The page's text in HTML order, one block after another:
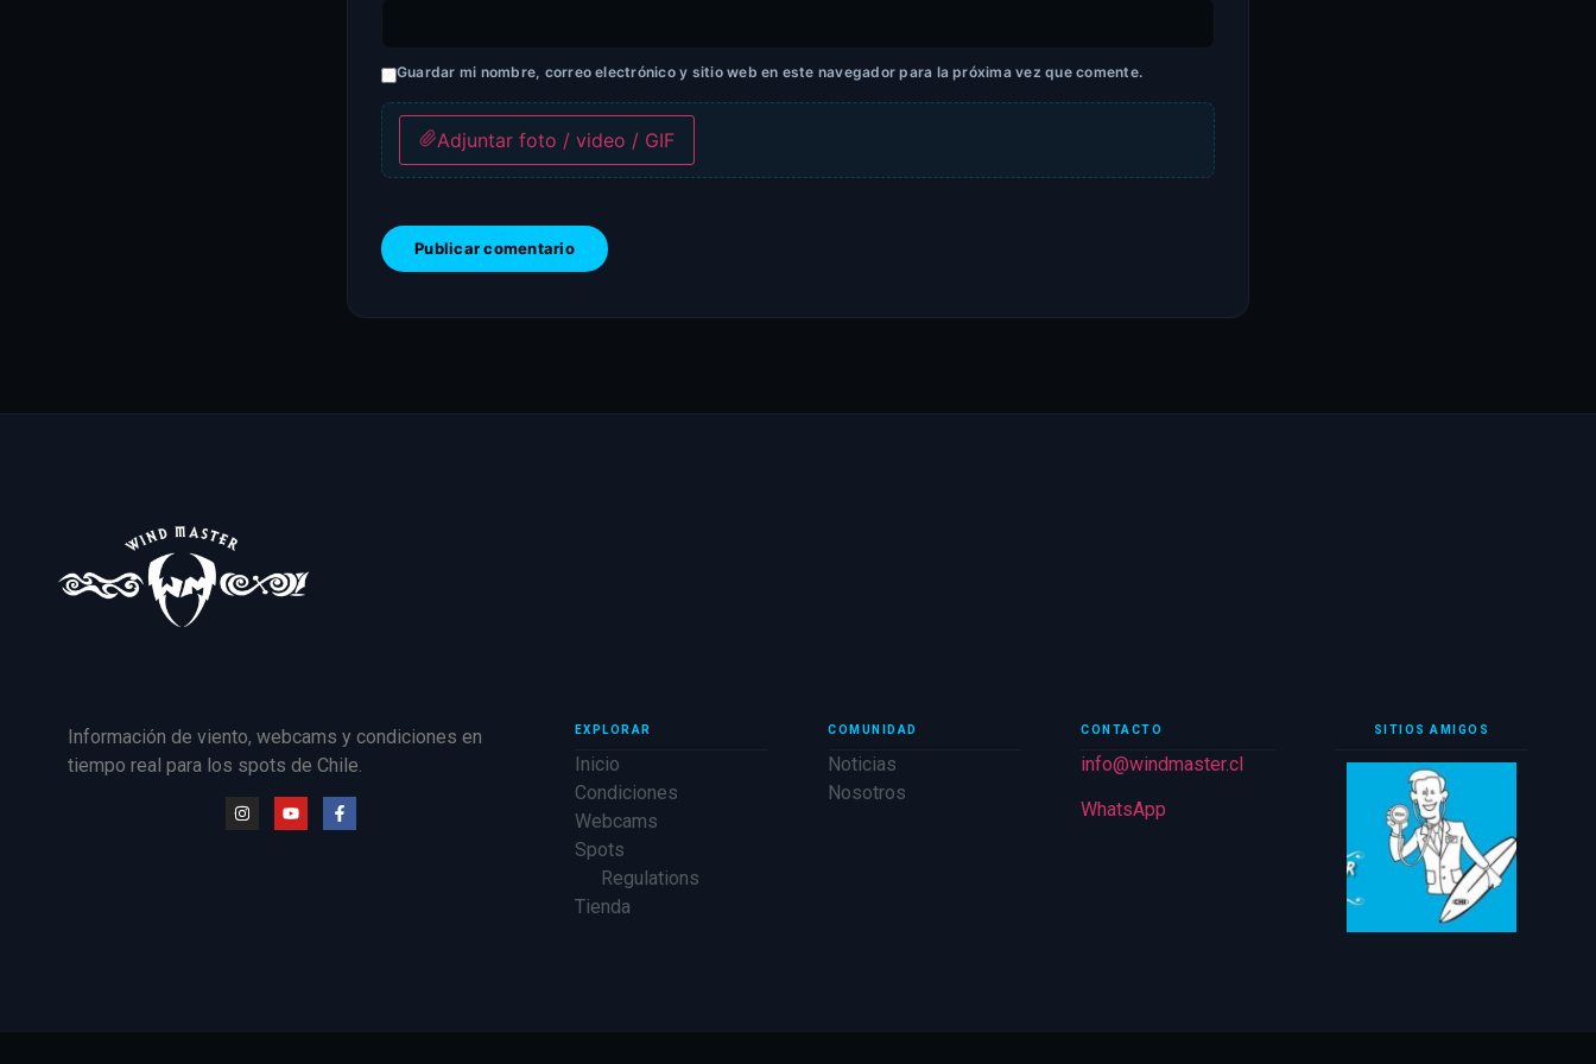
Guardar mi nombre, correo electrónico y sitio web en este navegador para la próxima vez que comente.
Adjuntar foto / video / GIF
Información de viento, webcams y condiciones en
tiempo real para los spots de Chile.
EXPLORAR
Inicio
Condiciones
Webcams
Spots
Regulations
Tienda
COMUNIDAD
Noticias
Nosotros
CONTACTO
info@windmaster.cl
WhatsApp
SITIOS AMIGOS